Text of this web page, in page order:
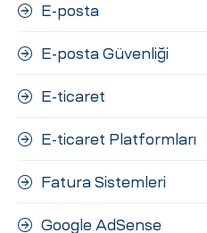
E-posta
E-posta Güvenliği
E-ticaret
E-ticaret Platformları
Fatura Sistemleri
Google AdSense